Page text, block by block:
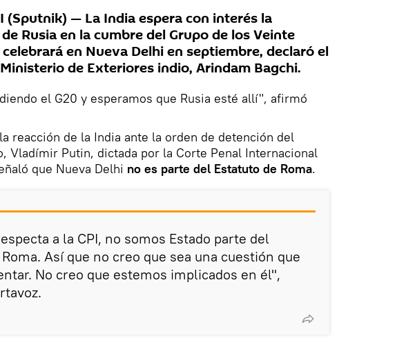
(Sputnik) — La India espera con interés la
Rusia en la cumbre del Grupo de los Veinte
celebrará en Nueva Delhi en septiembre, declaró el
de Exteriores indio, Arindam Bagchi.
el G20 y esperamos que Rusia esté allí", afirmó
reacción de la India ante la orden de detención del
Vladímir Putin, dictada por la Corte Penal Internacional
que Nueva Delhi no es parte del Estatuto de Roma.
a la CPI, no somos Estado parte del
Así que no creo que sea una cuestión que
No creo que estemos implicados en él",